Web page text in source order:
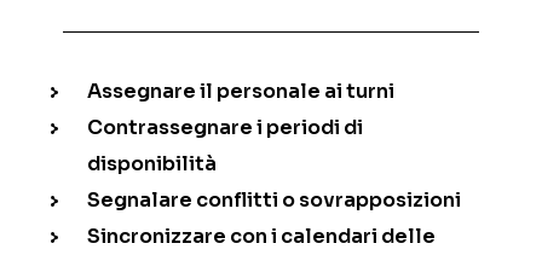
Assegnare il personale ai turni
Contrassegnare i periodi di
disponibilità
Segnalare conflitti o sovrapposizioni
Sincronizzare con i calendari delle